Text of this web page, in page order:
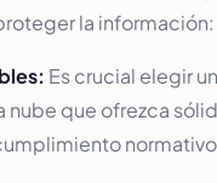
la información:
Es crucial elegir
nube que ofrezca